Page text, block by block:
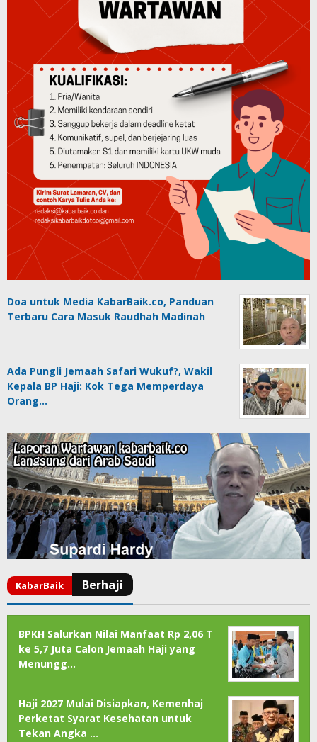
Doa untuk Media KabarBaik.co, Panduan
Terbaru Cara Masuk Raudhah Madinah
Ada Pungli Jemaah Safari Wukuf?, Wakil
Kepala BP Haji: Kok Tega Memperdaya
Orang…
BPKH Salurkan Nilai Manfaat Rp 2,06 T
ke 5,7 Juta Calon Jemaah Haji yang
Menungg…
Haji 2027 Mulai Disiapkan, Kemenhaj
Perketat Syarat Kesehatan untuk
Tekan Angka …